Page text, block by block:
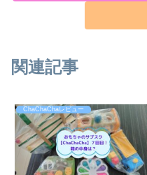
関連記事
ChaChaChaレビュー